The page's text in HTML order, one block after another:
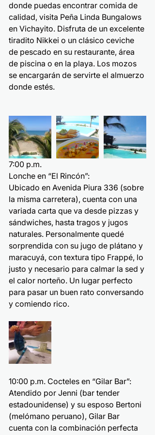
donde puedas encontrar comida de
calidad, visita Peña Linda Bungalows
en Vichayito. Disfruta de un excelente
tiradito Nikkei o un clásico ceviche
de pescado en su restaurante, área
de piscina o en la playa. Los mozos
se encargarán de servirte el almuerzo
donde estés.
7:00 p.m.
Lonche en “El Rincón”:
Ubicado en Avenida Piura 336 (sobre
la misma carretera), cuenta con una
variada carta que va desde pizzas y
sándwiches, hasta tragos y jugos
naturales. Personalmente quedé
sorprendida con su jugo de plátano y
maracuyá, con textura tipo Frappé, lo
justo y necesario para calmar la sed y
el calor norteño. Un lugar perfecto
para pasar un buen rato conversando
y comiendo rico.
10:00 p.m. Cocteles en “Gilar Bar”:
Atendido por Jenni (bar tender
estadounidense) y su esposo Bertoni
(melómano peruano), Gilar Bar
cuenta con la combinación perfecta